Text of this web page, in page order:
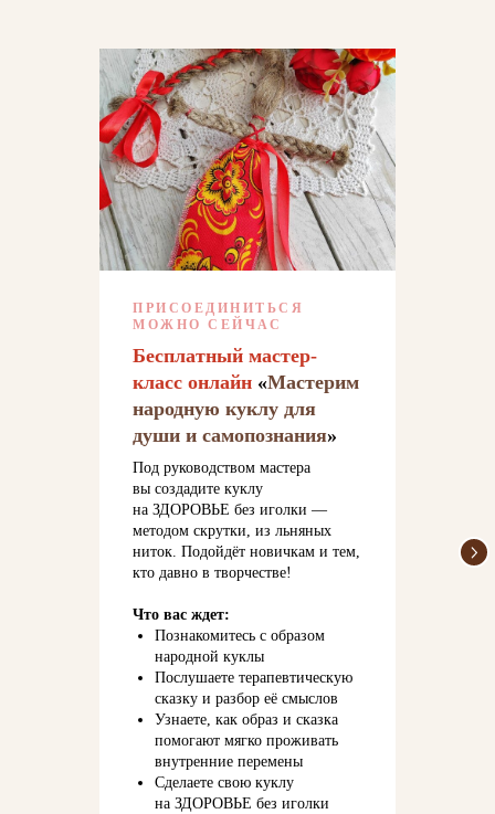
ПРИСОЕДИНИТЬСЯ
МОЖНО СЕЙЧАС
Бесплатный мастер-
класс онлайн «Мастерим
народную куклу для
души и самопознания»
Под руководством мастера
вы создадите куклу
на ЗДОРОВЬЕ без иголки —
методом скрутки, из льняных
ниток. Подойдёт новичкам и тем,
кто давно в творчестве!
Что вас ждет:
Познакомитесь с образом
народной куклы
Послушаете терапевтическую
сказку и разбор её смыслов
Узнаете, как образ и сказка
помогают мягко проживать
внутренние перемены
Сделаете свою куклу
на ЗДОРОВЬЕ без иголки